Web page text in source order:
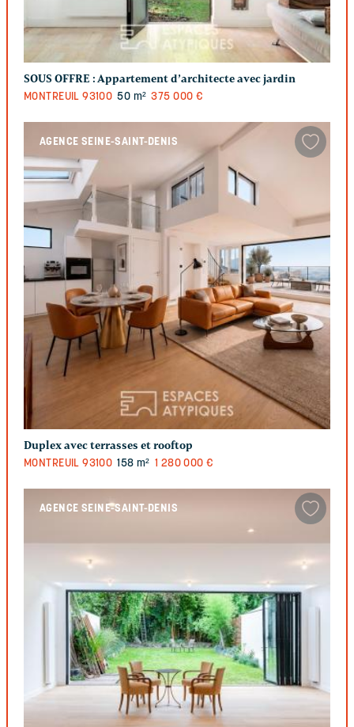
SOUS OFFRE :Appartement d’architecte avec jardin
MONTREUIL 93100 50 m² 375 000 €
AGENCE SEINE-SAINT-DENIS
Duplex avec terrasses et rooftop
MONTREUIL 93100 158 m² 1 280 000 €
AGENCE SEINE-SAINT-DENIS